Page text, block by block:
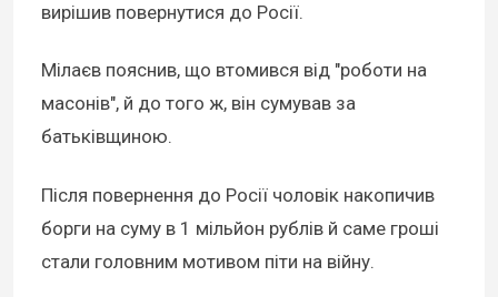
вирішив повернутися до Росії.
Мілаєв пояснив, що втомився від "роботи на
масонів", й до того ж, він сумував за
батьківщиною.
Після повернення до Росії чоловік накопичив
борги на суму в 1 мільйон рублів й саме гроші
стали головним мотивом піти на війну.